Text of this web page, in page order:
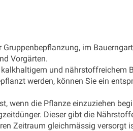
im
Vorgärten.
und nährstoffreichem
werden, können Sie ein
wenn die Pflanze einzuziehen
Dieser gibt die
Zeitraum gleichmässig versorgt